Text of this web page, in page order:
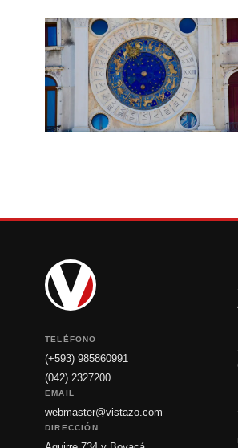
TELÉFONO
(+593) 985860991
(042) 2327200
EMAIL
webmaster@vistazo.com
DIRECCIÓN